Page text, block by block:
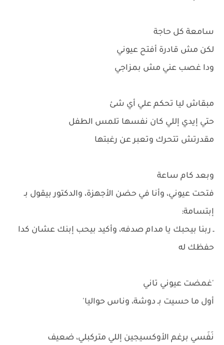
سامعة كل حاجة
لكن مش قادرة أفتح عيوني
ودا غصب عني مش بمزاجي
مبقاش ليا تحكم علي أي شئ
حتي إيدي إللي كان نفسها تلمس الطفل
مقدرتش تتحرك وتعبر عن رغبتها
وبعد كام ساعة
فتحت عيوني، وأنا في حضن الأجهزة، والدكتور بيقول بـ
إبتسامة:
ـ ربنا بيحبك يا مدام صدفه، وأكيد بيحب إبنك عشان كدا
حفظك له
'غمضت عيوني تاني
أول ما حسيت بـ دوشة، وناس حواليا'
نَفَسي برغم الأوكسيجين إللي متركبلي، ضعيف